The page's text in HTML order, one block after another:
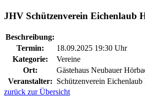
JHV Schützenverein Eichenlaub
Beschreibung:
Termin:
18.09.2025 19:30 Uhr
Kategorie:
Vereine
Ort:
Gästehaus Neubauer
Veranstalter: Schützenverein Eichenlaub
zurück zur Übersicht